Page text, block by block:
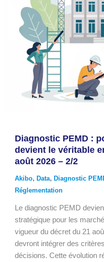
Diagnostic PEMD :
devient le véritable
août 2026 – 2/2
Akibo, Data, Diagnostic
Réglementation
Le diagnostic PEMD
stratégique pour les
vigueur du décret du 21
devront intégrer des
décisions. Cette évolution